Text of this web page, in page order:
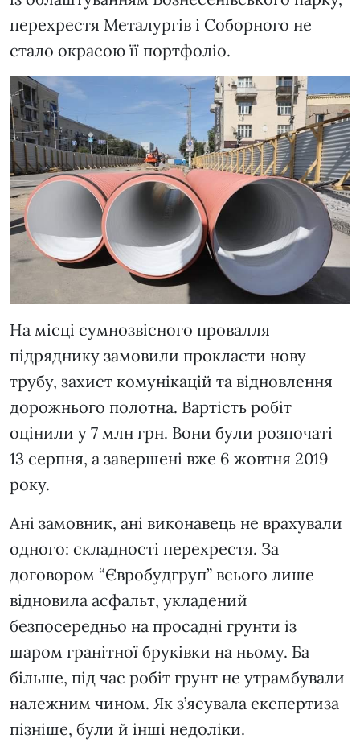
перехрестя Металургів і Соборного не
стало окрасою її портфоліо.
На місці сумнозвісного провалля
підряднику замовили прокласти нову
трубу, захист комунікацій та відновлення
дорожнього полотна. Вартість робіт
оцінили у 7 млн грн. Вони були розпочаті
13 серпня, а завершені вже 6 жовтня 2019
року.
Ані замовник, ані виконавець не врахували
одного: складності перехрестя. За
договором “Євробудгруп” всього лише
відновила асфальт, укладений
безпосередньо на просадні грунти із
шаром гранітної бруківки на ньому. Ба
більше, під час робіт грунт не утрамбували
належним чином. Як з’ясувала експертиза
пізніше, були й інші недоліки.